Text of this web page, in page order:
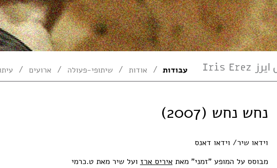
עבודות / אודות / שיתופי-פעולה / ארועים /
נחש נחש (2007)
וידאו שיר/ וידאו דאנס
מבוסס על המופע "זמני" מאתאיריס ארזועל שיר מאת ט.כרמי